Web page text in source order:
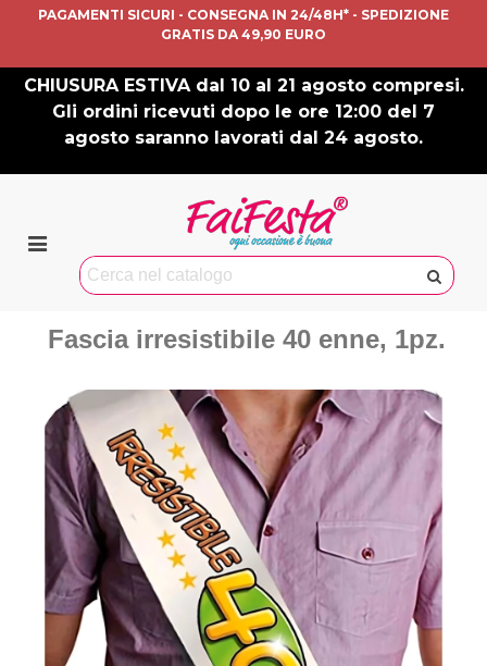
PAGAMENTI SICURI - CONSEGNA IN 24/48H* - SPEDIZIONE
GRATIS DA 49,90 EURO
CHIUSURA ESTIVA dal 10 al 21 agosto compresi.
Gli ordini ricevuti dopo le ore 12:00 del 7
agosto saranno lavorati dal 24 agosto.
Fascia irresistibile 40 enne, 1pz.